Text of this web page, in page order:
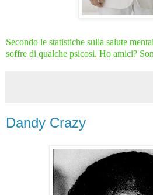
Secondo le statistiche sulla salute
soffre di qualche psicosi. Ho amici?
Dandy Crazy